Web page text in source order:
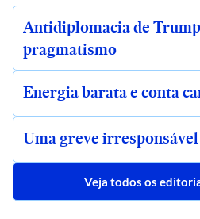
Antidiplomacia de
pragmatismo
Energia barata e conta
Uma greve irresponsável
Veja todos os